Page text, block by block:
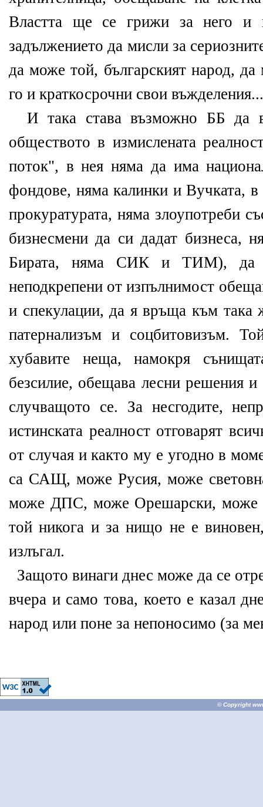
Властта ще се грижи за него и
задължението да мисли за
да може той, българският народ,
го и краткосрочни свои въжделения...
И така става възможно ББ да
обществото в измислената
поток", в нея няма да има
фондове, няма калинки и Вучката,
прокуратурата, няма злоупотреби
бизнесмени да си дадат
Бирата, няма СИК и ТИМ), да
неподкрепени от изпълнимост
и спекулации, да я връща към така
патернализъм и соцбитовизъм.
хубавите неща, намокря
безсилие, обещава лесни решения и
случващото се. За несгодите,
истинската реалност отговарят
от случая и както му е угодно в
са САЩ, може Русия, може
може ДПС, може Орешарски,
той никога и за нищо не е
излъгал.
Защото винаги днес може да се
вчера и само това, което е казал
народ или поне за непоносимо (за
© Copyright